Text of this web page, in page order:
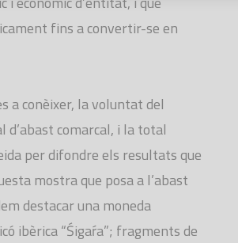
fins a convertir-se en
a conèixer, la voluntat del
comarcal, i la total
per difondre els resultats que
mostra que posa a l’abast
destacar una moneda
ibèrica “Śigaŕa”; fragments de